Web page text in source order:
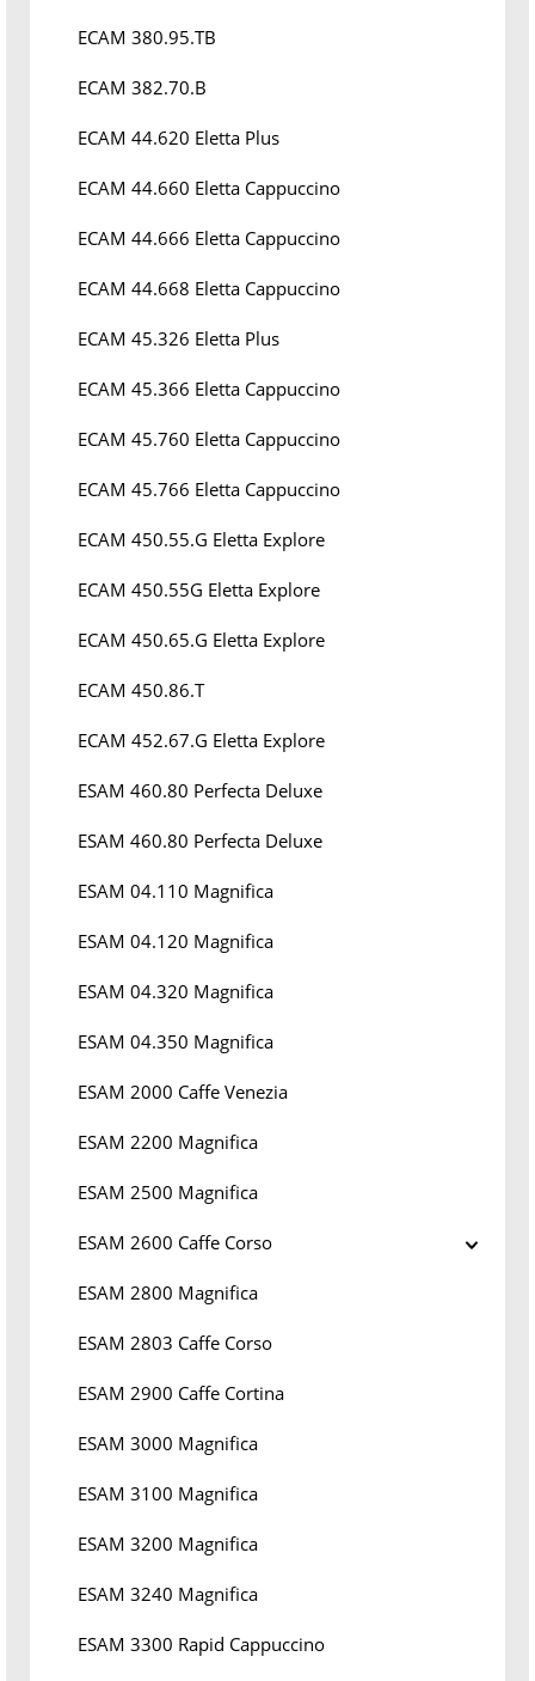
ECAM 380.95.TB
ECAM 382.70.B
ECAM 44.620 Eletta Plus
ECAM 44.660 Eletta Cappuccino
ECAM 44.666 Eletta Cappuccino
ECAM 44.668 Eletta Cappuccino
ECAM 45.326 Eletta Plus
ECAM 45.366 Eletta Cappuccino
ECAM 45.760 Eletta Cappuccino
ECAM 45.766 Eletta Cappuccino
ECAM 450.55.G Eletta Explore
ECAM 450.55G Eletta Explore
ECAM 450.65.G Eletta Explore
ECAM 450.86.T
ECAM 452.67.G Eletta Explore
ESAM 460.80 Perfecta Deluxe
ESAM 460.80 Perfecta Deluxe
ESAM 04.110 Magnifica
ESAM 04.120 Magnifica
ESAM 04.320 Magnifica
ESAM 04.350 Magnifica
ESAM 2000 Caffe Venezia
ESAM 2200 Magnifica
ESAM 2500 Magnifica
ESAM 2600 Caffe Corso
ESAM 2800 Magnifica
ESAM 2803 Caffe Corso
ESAM 2900 Caffe Cortina
ESAM 3000 Magnifica
ESAM 3100 Magnifica
ESAM 3200 Magnifica
ESAM 3240 Magnifica
ESAM 3300 Rapid Cappuccino